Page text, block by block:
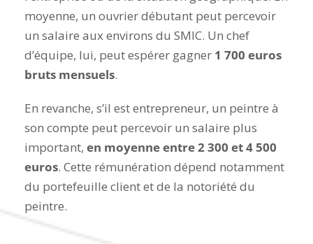
moyenne, un ouvrier débutant peut percevoir
un salaire aux environs du SMIC. Un chef
d’équipe, lui, peut espérer gagner 1 700 euros
bruts mensuels.
En revanche, s’il est entrepreneur, un peintre à
son compte peut percevoir un salaire plus
important, en moyenne entre 2 300 et 4 500
euros. Cette rémunération dépend notamment
du portefeuille client et de la notoriété du
peintre.